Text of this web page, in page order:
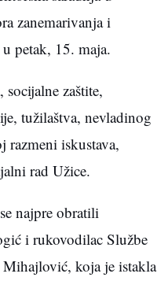
zanemarivanja i
petak, 15. maja.
zaštite,
tužilaštva, nevladinog
razmeni iskustava,
rad Užice.
najpre obratili
i rukovodilac Službe
Mihajlović, koja je istakla